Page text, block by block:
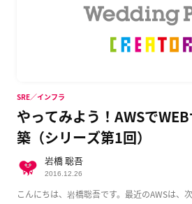
やってみよう！AWSで
築（シリーズ第1回）
こんにちは、岩橋聡吾です。最近のAWSは、
SRE／インフラ
岩橋 聡吾
2016.12.26